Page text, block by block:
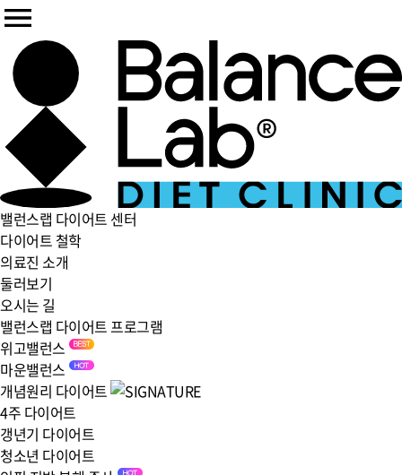
밸런스랩 다이어트 센터
다이어트 철학
의료진 소개
둘러보기
오시는 길
밸런스랩 다이어트 프로그램
위고밸런스
마운밸런스
개념원리 다이어트
4주 다이어트
갱년기 다이어트
청소년 다이어트